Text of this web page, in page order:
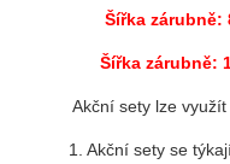
Šířka zárubně:
Šířka zárubně:
Akční sety lze
1. Akční sety se